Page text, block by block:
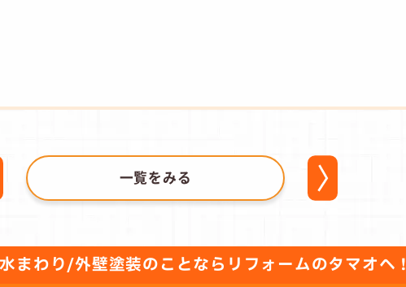
一覧をみる
まわり/外壁塗装のことならリフォームのタマオへ！